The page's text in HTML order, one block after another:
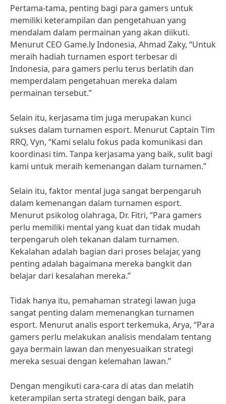
Pertama-tama, penting bagi para gamers untuk
memiliki keterampilan dan pengetahuan yang
mendalam dalam permainan yang akan diikuti.
Menurut CEO Game.ly Indonesia, Ahmad Zaky, “Untuk
meraih hadiah turnamen esport terbesar di
Indonesia, para gamers perlu terus berlatih dan
memperdalam pengetahuan mereka dalam
permainan tersebut.”
Selain itu, kerjasama tim juga merupakan kunci
sukses dalam turnamen esport. Menurut Captain Tim
RRQ, Vyn, “Kami selalu fokus pada komunikasi dan
koordinasi tim. Tanpa kerjasama yang baik, sulit bagi
kami untuk meraih kemenangan dalam turnamen.”
Selain itu, faktor mental juga sangat berpengaruh
dalam kemenangan dalam turnamen esport.
Menurut psikolog olahraga, Dr. Fitri, “Para gamers
perlu memiliki mental yang kuat dan tidak mudah
terpengaruh oleh tekanan dalam turnamen.
Kekalahan adalah bagian dari proses belajar, yang
penting adalah bagaimana mereka bangkit dan
belajar dari kesalahan mereka.”
Tidak hanya itu, pemahaman strategi lawan juga
sangat penting dalam memenangkan turnamen
esport. Menurut analis esport terkemuka, Arya, “Para
gamers perlu melakukan analisis mendalam tentang
gaya bermain lawan dan menyesuaikan strategi
mereka sesuai dengan kelemahan lawan.”
Dengan mengikuti cara-cara di atas dan melatih
keterampilan serta strategi dengan baik, para